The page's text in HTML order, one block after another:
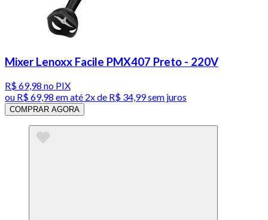
Mixer Lenoxx Facile PMX407 Preto - 220V
R$ 69,98 no PIX
ou R$ 69,98 em até 2x de R$ 34,99 sem juros
COMPRAR AGORA